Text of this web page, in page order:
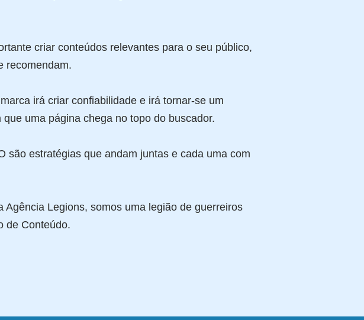
criar conteúdos relevantes para o seu público,
recomendam.
irá criar confiabilidade e irá tornar-se um
uma página chega no topo do buscador.
são estratégias que andam juntas e cada uma com
Agência Legions, somos uma legião de guerreiros
de Conteúdo.